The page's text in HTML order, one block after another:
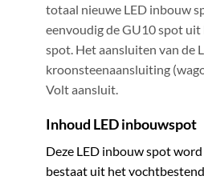
totaal nieuwe LED inbouw
eenvoudig de GU10 spot
spot. Het aansluiten van de
kroonsteenaansluiting
Volt aansluit.
Inhoud LED inbouwspot
Deze LED inbouw spot
bestaat uit het